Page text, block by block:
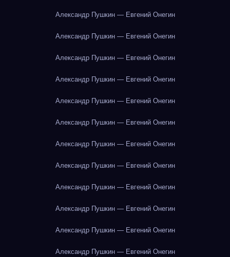
Александр Пушкин — Евгений Онегин
Александр Пушкин — Евгений Онегин
Александр Пушкин — Евгений Онегин
Александр Пушкин — Евгений Онегин
Александр Пушкин — Евгений Онегин
Александр Пушкин — Евгений Онегин
Александр Пушкин — Евгений Онегин
Александр Пушкин — Евгений Онегин
Александр Пушкин — Евгений Онегин
Александр Пушкин — Евгений Онегин
Александр Пушкин — Евгений Онегин
Александр Пушкин — Евгений Онегин